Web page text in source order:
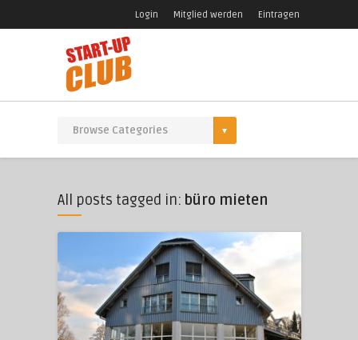
Login Mitglied werden Eintragen
All posts tagged in: büro mieten